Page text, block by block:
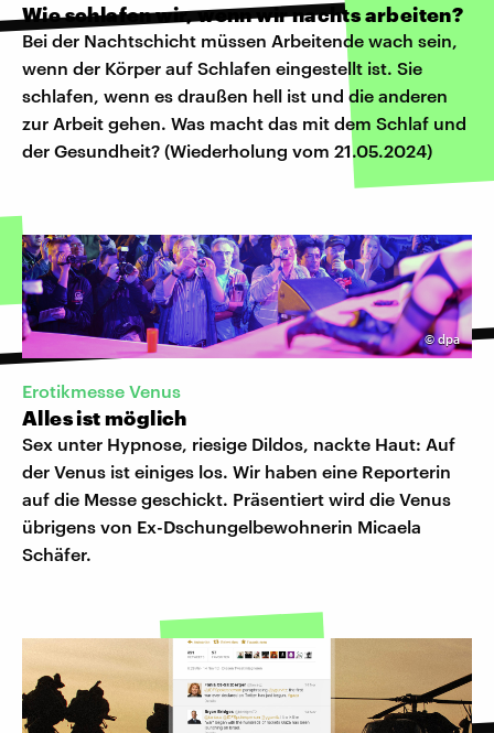
Wie schlafen wir, wenn wir nachts arbeiten?
Bei der Nachtschicht müssen Arbeitende wach sein,
wenn der Körper auf Schlafen eingestellt ist. Sie
schlafen, wenn es draußen hell ist und die anderen
zur Arbeit gehen. Was macht das mit dem Schlaf und
der Gesundheit? (Wiederholung vom 21.05.2024)
©dpa
Erotikmesse Venus
Alles ist möglich
Sex unter Hypnose, riesige Dildos, nackte Haut: Auf
der Venus ist einiges los. Wir haben eine Reporterin
auf die Messe geschickt. Präsentiert wird die Venus
übrigens von Ex-Dschungelbewohnerin Micaela
Schäfer.